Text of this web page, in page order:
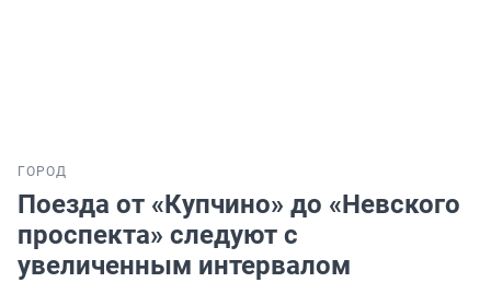
ГОРОД
Поезда от «Купчино» до «Невского
проспекта» следуют с
увеличенным интервалом